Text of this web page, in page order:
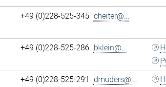
+49 (0)228-525-345 cheiter@...
+49 (0)228-525-286 bklein@...
+49 (0)228-525-291 dmuders@...